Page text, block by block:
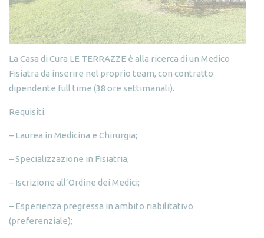
La Casa di Cura LE TERRAZZE è alla ricerca di un Medico
Fisiatra da inserire nel proprio team, con contratto
dipendente full time (38 ore settimanali).
Requisiti:
– Laurea in Medicina e Chirurgia;
– Specializzazione in Fisiatria;
– Iscrizione all’Ordine dei Medici;
– Esperienza pregressa in ambito riabilitativo
(preferenziale);